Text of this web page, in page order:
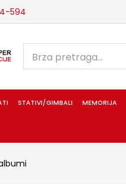
594
STATIVI/GIMBALI MEMORIJA